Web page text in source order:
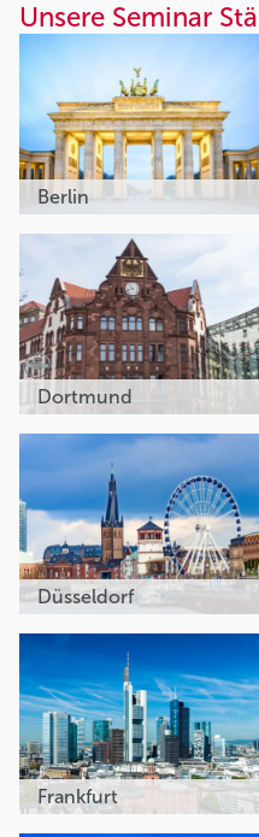
Unsere Seminar
Berlin
Dortmund
Düsseldorf
Frankfurt